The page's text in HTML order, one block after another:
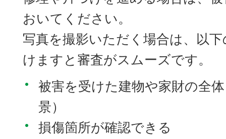
おいてください。
写真を撮影いただく場合は、以
けますと審査がスムーズです。
被害を受けた建物や家財の全
景）
損傷箇所が確認できる